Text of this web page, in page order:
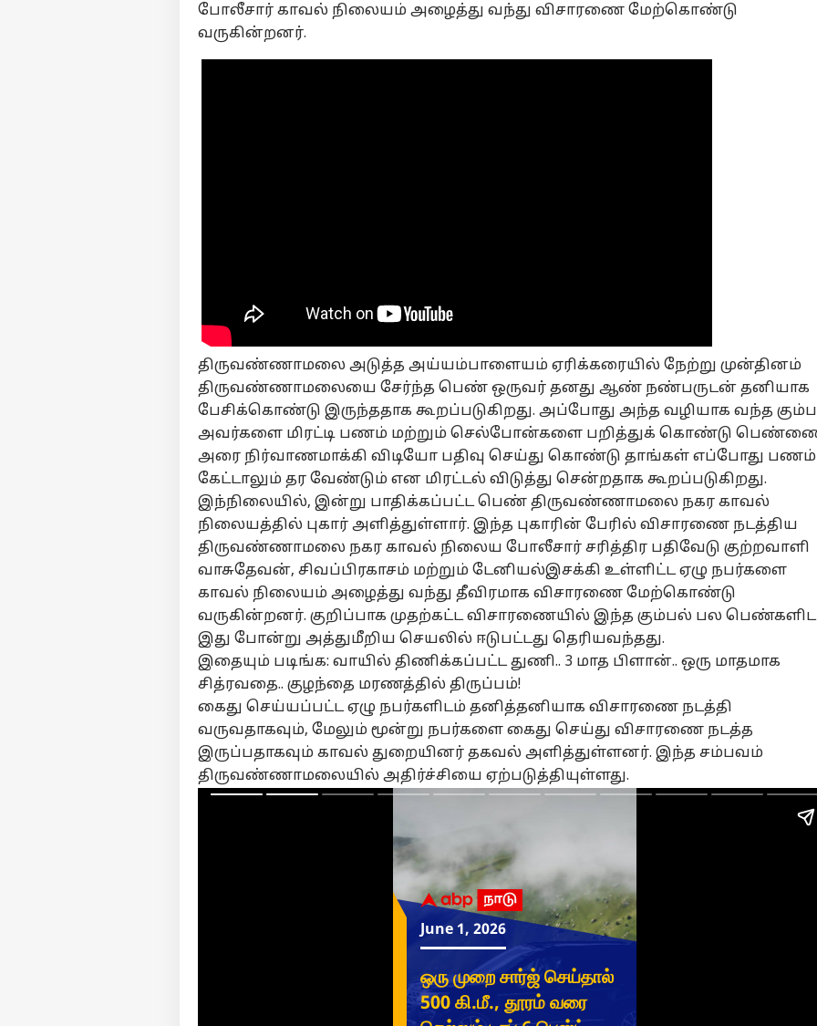
போலீசார் காவல் நிலையம் அழைத்து வந்து விசாரணை மேற்கொண்டு
வருகின்றனர்.
திருவண்ணாமலை அடுத்த அய்யம்பாளையம் ஏரிக்கரையில் நேற்று முன்தினம்
திருவண்ணாமலையை சேர்ந்த பெண் ஒருவர் தனது ஆண் நண்பருடன் தனியாக
பேசிக்கொண்டு இருந்ததாக கூறப்படுகிறது. அப்போது அந்த வழியாக வந்த
அவர்களை மிரட்டி பணம் மற்றும் செல்போன்களை பறித்துக் கொண்டு
அரை நிர்வாணமாக்கி விடியோ பதிவு செய்து கொண்டு தாங்கள் எப்போது பணம்
கேட்டாலும் தர வேண்டும் என மிரட்டல் விடுத்து சென்றதாக கூறப்படுகிறது.
இந்நிலையில், இன்று பாதிக்கப்பட்ட பெண் திருவண்ணாமலை நகர காவல்
நிலையத்தில் புகார் அளித்துள்ளார். இந்த புகாரின் பேரில் விசாரணை நடத்திய
திருவண்ணாமலை நகர காவல் நிலைய போலீசார் சரித்திர பதிவேடு குற்றவாளி
வாசுதேவன், சிவப்பிரகாசம் மற்றும் டேனியல்இசக்கி உள்ளிட்ட ஏழு நபர்களை
காவல் நிலையம் அழைத்து வந்து தீவிரமாக விசாரணை மேற்கொண்டு
வருகின்றனர். குறிப்பாக முதற்கட்ட விசாரணையில் இந்த கும்பல் பல
இது போன்று அத்துமீறிய செயலில் ஈடுபட்டது தெரியவந்தது.
இதையும் படிங்க: வாயில் திணிக்கப்பட்ட துணி.. 3 மாத பிளான்.. ஒரு மாதமாக
சித்ரவதை.. குழந்தை மரணத்தில் திருப்பம்!
கைது செய்யப்பட்ட ஏழு நபர்களிடம் தனித்தனியாக விசாரணை நடத்தி
வருவதாகவும், மேலும் மூன்று நபர்களை கைது செய்து விசாரணை நடத்த
இருப்பதாகவும் காவல் துறையினர் தகவல் அளித்துள்ளனர். இந்த சம்பவம்
திருவண்ணாமலையில் அதிர்ச்சியை ஏற்படுத்தியுள்ளது.
Hello Guest
எங்களிடம்
விளம்பரம் செய்ய
சுயவிவரம்
வேலைவாய்ப்புகள்
தொடர்புகொள்ள
கருத்துக்கேட்பு
தனியுரிமை
கொள்கை
பர்சனல் கார்னர்
முக்கிய கட்டுரைகள் டாப் ரீல்ஸ்
தமிழ்நாடு
“நான் சிங்கிள்
மீனிங்கில் தான்
பேசினேன்,
பயப்பட மாட்டேன்,
மீண்டும்
பேசுவேன்“;
உதயநிதி அதிரடி
பேட்டி
அரசியல்
’கைது செய்யப்பட்ட
ஆய்வுக் கூட்டம்
நடத்திய முதல்வர்
விஜய்..!
தமிழ்நாடு
CM Vijay VS DMK:
ஸ்டாலின் கைது..
திமுக-வினருக்கு
முதலமைச்சர்
விஜய்யின்
அரசியல்
விரைவுபடுத்தும் .!
தவெகவின் பாசிச
தன்மைக்கு
விழுந்த அடி-
மு.க.ஸ்டாலின்
மொபைல்
போன்கள்
வெயிட்டாக
இறக்கிய ஓப்போ.!
விலை, அம்சங்கள்
என்ன.?